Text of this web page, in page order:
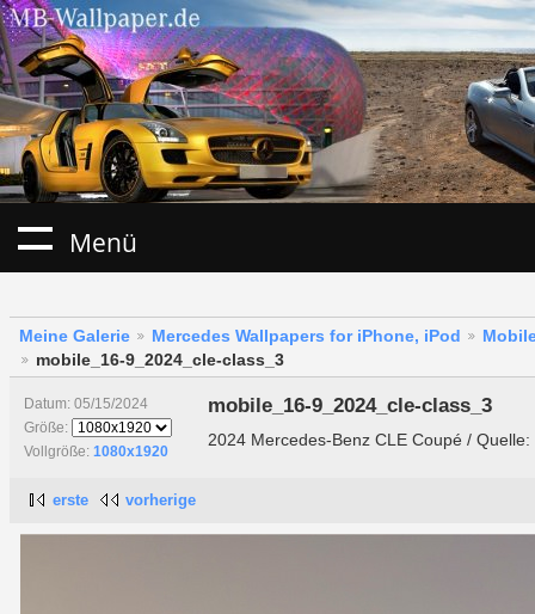
Menü
Meine Galerie Mercedes Wallpapers for iPhone, iPod
mobile_16-9_2024_cle-class_3
Datum: 05/15/2024
Größe:
Vollgröße: 1080x1920
mobile_16-9_2024_cle-class_3
2024 Mercedes-Benz CLE Coupé /
erste vorherige